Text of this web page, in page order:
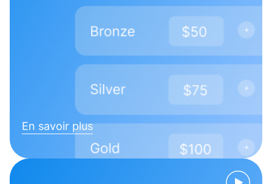
En savoir plus